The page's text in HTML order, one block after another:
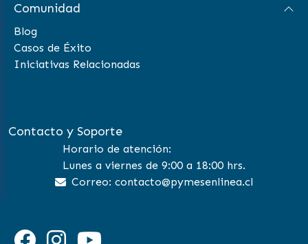
Comunidad
Blog
Casos de Éxito
Iniciativas Relacionadas
Contacto y Soporte
Horario de atención:
Lunes a viernes de 9:00 a 18:00 hrs.
Correo: contacto@pymesenlinea.cl